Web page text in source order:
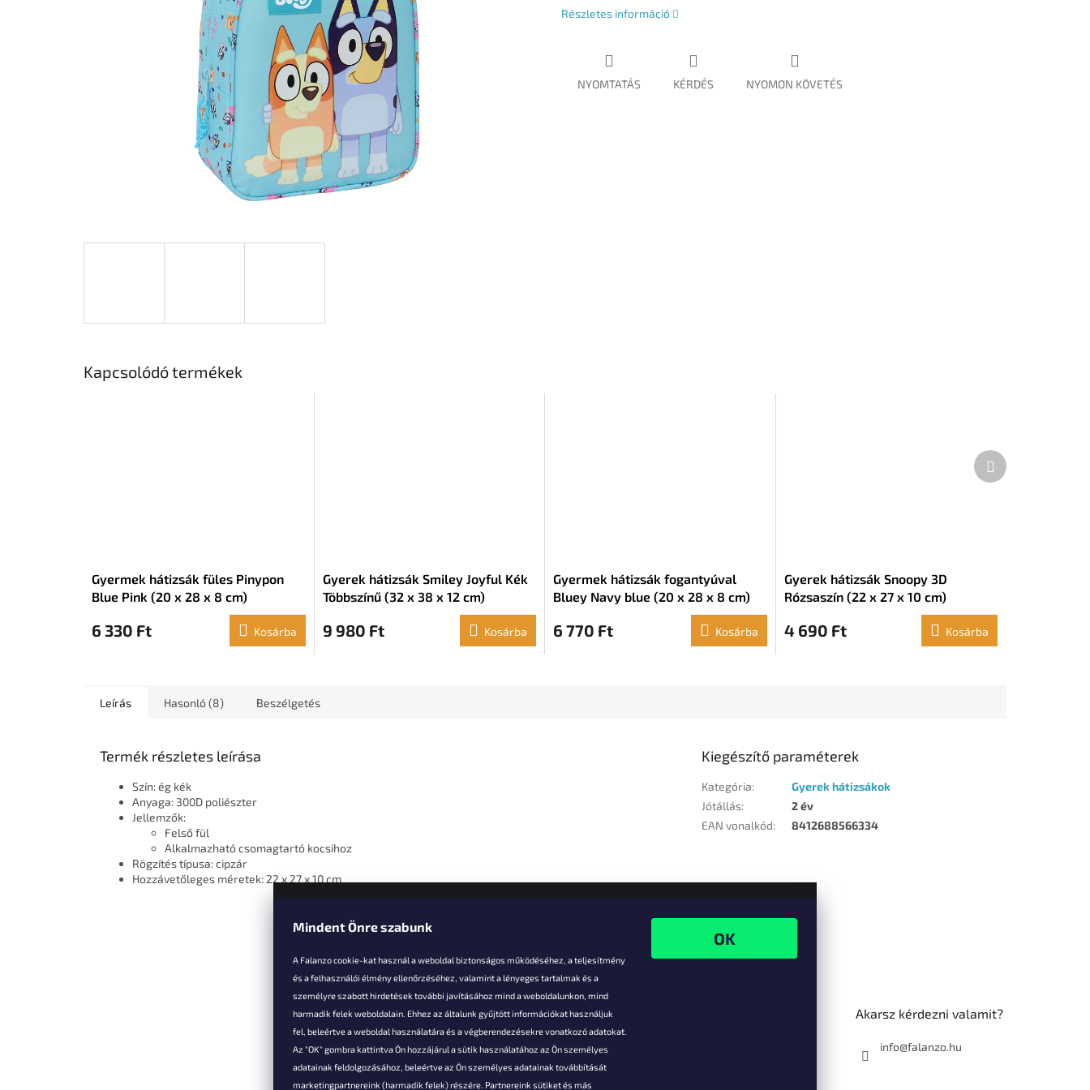
Mindent Önre szabunk
A Falanzo cookie-kat használ a weboldal biztonságos működéséhez, a teljesítmény
és a felhasználói élmény ellenőrzéséhez, valamint a lényeges tartalmak és a
személyre szabott hirdetések további javításához mind a weboldalunkon, mind
harmadik felek weboldalain. Ehhez az általunk gyűjtött információkat használjuk
fel, beleértve a weboldal használatára és a végberendezésekre vonatkozó adatokat.
Az "OK" gombra kattintva Ön hozzájárul a sütik használatához az Ön személyes
adatainak feldolgozásához, beleértve az Ön személyes adatainak továbbítását
marketingpartnereink (harmadik felek) részére. Partnereink sütiket és más
Részletes információ
NYOMTATÁS KÉRDÉS NYOMON KÖVETÉS
Kapcsolódó termékek
Gyermek hátizsák füles Pinypon
Blue Pink (20 x 28 x 8 cm)
6 330 Ft Kosárba
Gyerek hátizsák Smiley Joyful Kék
Többszínű (32 x 38 x 12 cm)
9 980 Ft Kosárba
Gyermek hátizsák fogantyúval
Bluey Navy blue (20 x 28 x 8 cm)
6 770 Ft Kosárba
Gyerek hátizsák Snoopy 3D
Rózsaszín (22 x 27 x 10 cm)
4 690 Ft Kosárba
Következő
termék
Leírás Hasonló (8) Beszélgetés
Termék részletes leírása
Szín: ég kék
Anyaga: 300D poliészter
Jellemzők:
Felső fül
Alkalmazható csomagtartó kocsihoz
Rögzítés típusa: cipzár
Hozzávetőleges méretek: 22 x 27 x 10 cm
Kiegészítő paraméterek
Kategória:
Gyerek hátizsákok
Jótállás:
2 év
EAN vonalkód: 8412688566334
Vevőknek
Hűségkedvezmények
Szállítás és fizetés
Akarsz kérdezni valamit?
info@falanzo.hu